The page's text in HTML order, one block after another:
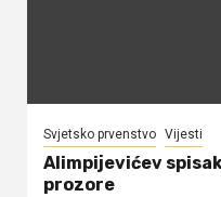
Svjetsko prvenstvo Vijesti
Alimpijevićev
prozore